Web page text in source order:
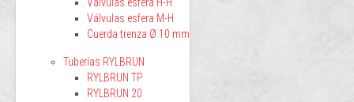
Válvulas esfera M-H
Cuerda trenza Ø 10 mm
Tuberías RYLBRUN
RYLBRUN TP
RYLBRUN 20